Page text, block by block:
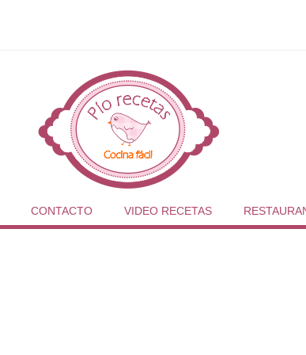
CONTACTO VIDEO RECETAS